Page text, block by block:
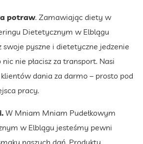
potraw. Zamawiając diety w
Dietetycznym w Elblągu
swoje pyszne i dietetyczne jedzenie
nie płacisz za transport. Nasi
dania za darmo – prosto pod
pracy.
W Mniam Mniam Pudełkowym
w Elblągu jesteśmy pewni
naszych dań. Produkty